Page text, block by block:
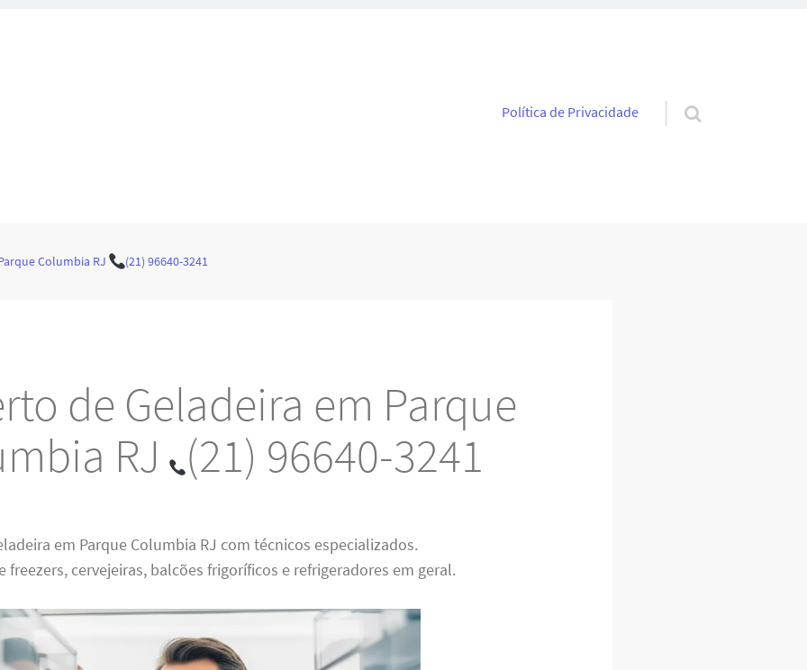
Pular para o conteúdo
Política de Privacidade
Columbia RJ (21) 96640-3241
de Geladeira em Parque
RJ (21) 96640-3241
em Parque Columbia RJ com técnicos especializados.
freezers, cervejeiras, balcões frigoríficos e refrigeradores em geral.